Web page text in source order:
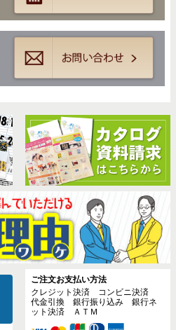
ご注文お支払い方法
クレジット決済 コンビニ決済
代金引換 銀行振り込み 銀行ネ
ット決済 ＡＴＭ